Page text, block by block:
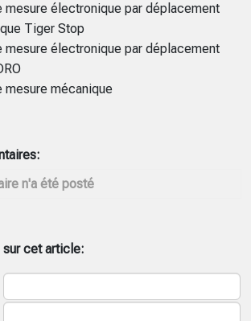
mesure électronique par déplacement
Tiger Stop
mesure électronique par déplacement
mesure mécanique
n'a été posté
sur cet article: